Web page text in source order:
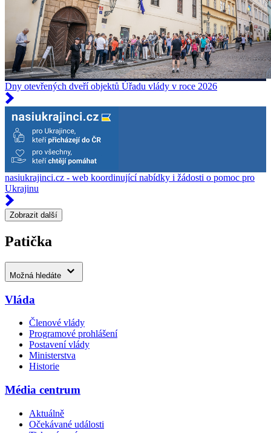
Dny otevřených dveří objektů Úřadu vlády v roce 2026
nasiukrajinci.cz - web koordinující nabídky i žádosti o pomoc pro
Ukrajinu
Zobrazit další
Patička
Možná hledáte
Vláda
Členové vlády
Programové prohlášení
Postavení vlády
Ministerstva
Historie
Média centrum
Aktuálně
Očekávané události